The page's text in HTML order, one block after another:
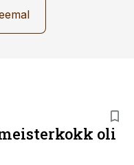
oli